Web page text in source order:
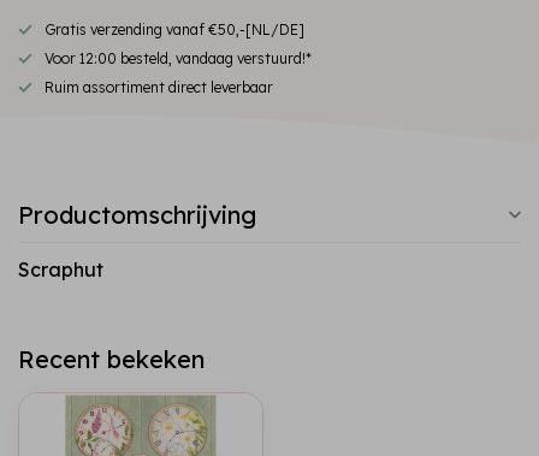
Gratis verzending vanaf €50,-[NL/DE]
Voor 12:00 besteld, vandaag verstuurd!*
Ruim assortiment direct leverbaar
Productomschrijving
Scraphut
Recent bekeken